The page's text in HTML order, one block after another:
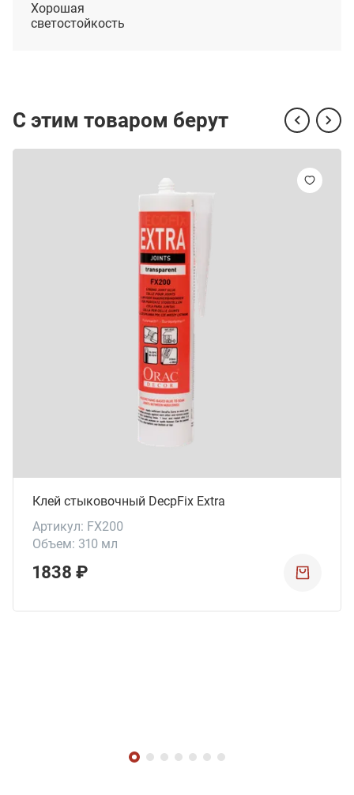
Хорошая
светостойкость
С этим товаром берут
Клей стыковочный DecpFix Extra
Артикул: FX200
Объем: 310 мл
1838 ₽